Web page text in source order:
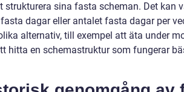
strukturera sina fasta scheman. Det kan
dagar eller antalet fasta dagar per
alternativ, till exempel att äta under
hitta en schemastruktur som fungerar